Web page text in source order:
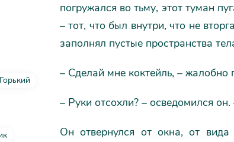
погружался во тьму, этот туман
– тот, что был внутри, что не
заполнял пустые пространства
– Сделай мне коктейль, – жалобно
– Руки отсохли? – осведомился
Он отвернулся от окна, от